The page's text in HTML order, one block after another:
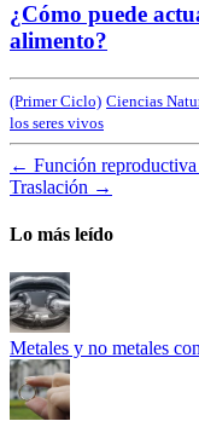
¿Cómo puede
alimento?
(Primer Ciclo) Ciencias
los seres vivos
← Función
Traslación →
Lo más leído
Metales y no metales